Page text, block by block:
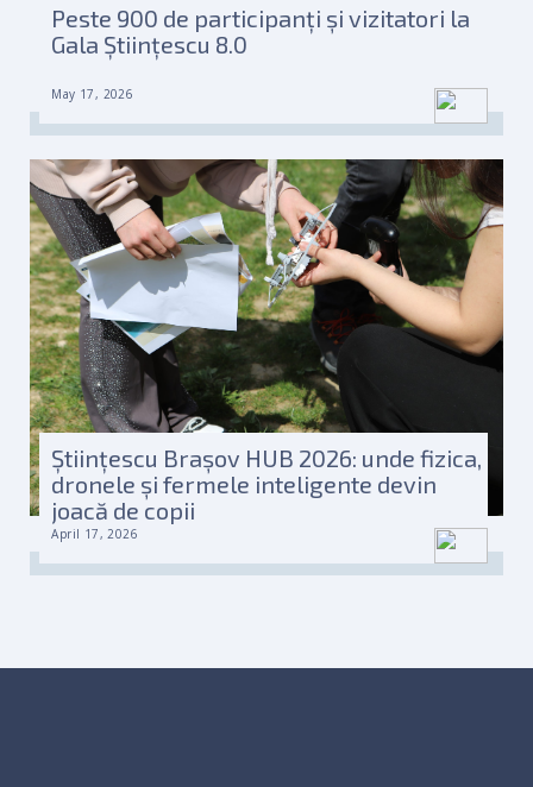
Peste 900 de participanți și vizitatori la
Gala Științescu 8.0
May 17, 2026
Științescu Brașov HUB 2026: unde fizica,
dronele și fermele inteligente devin
joacă de copii
April 17, 2026